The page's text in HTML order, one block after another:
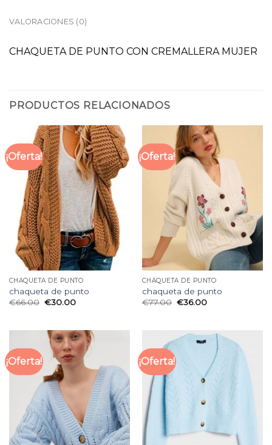
VALORACIONES (0)
CHAQUETA DE PUNTO CON CREMALLERA MUJER
PRODUCTOS RELACIONADOS
¡Oferta!
CHAQUETA DE PUNTO
chaqueta de punto
€66.00 €30.00
¡Oferta!
CHAQUETA DE PUNTO
chaqueta de punto
€77.00 €36.00
¡Oferta! ¡Oferta!